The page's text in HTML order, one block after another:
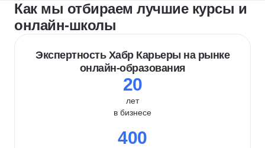
Как мы отбираем лучшие курсы и
онлайн-школы
Экспертность Хабр Карьеры на рынке
онлайн-образования
20
лет
в бизнесе
400